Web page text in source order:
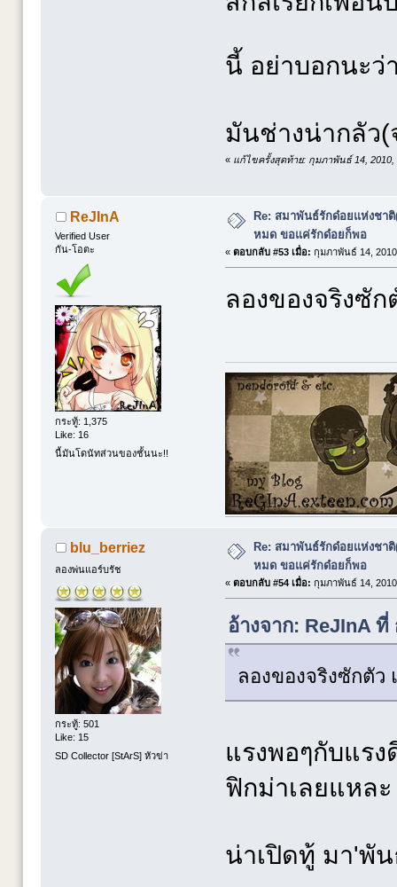
นี้ อย่าบอกนะว่
มันช่างน่ากลัว
« แก้ไขครั้งสุดท้าย: กุมภาพันธ์ 14, 2010,
ReJInA
Verified User
กัน-โอตะ
กระทู้: 1,375
Like: 16
นี้มันโดนัทส่วนของชั้นนะ!!
Re: สมาพันธ์รักด๋อยแห่งชา
หมด ขอแค่รักด๋อยก็พอ
« ตอบกลับ #53 เมื่อ: กุมภาพันธ์ 14,
ลองของจริงซั
blu_berriez
ลองพ่นแอร์บรัช
กระทู้: 501
Like: 15
SD Collector [StArS] หัวข่า
Re: สมาพันธ์รักด๋อยแห่งชา
หมด ขอแค่รักด๋อยก็พอ
« ตอบกลับ #54 เมื่อ: กุมภาพันธ์ 14,
อ้างจาก: ReJInA
ลองของจริงซักตัว
แรงพอๆกับแร
ฟิกม่าเลยแหล
น่าเปิดทู้ มา'พั